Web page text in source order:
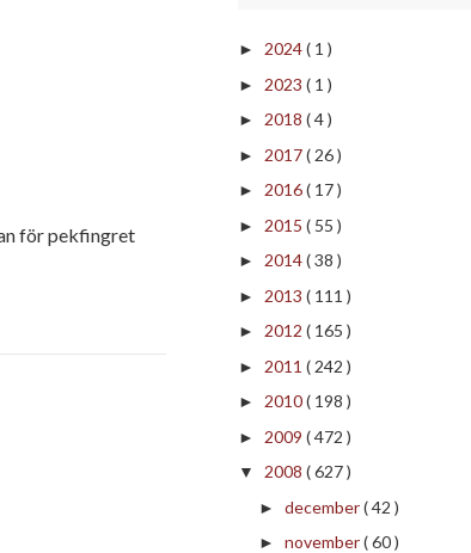
för pekfingret
► 2024( 1 )
► 2023 ( 1 )
► 2018 ( 4 )
► 2017( 26 )
► 2016( 17 )
► 2015 ( 55 )
► 2014( 38 )
► 2013 ( 111 )
► 2012 ( 165 )
► 2011 ( 242 )
► 2010( 198 )
► 2009 ( 472 )
▼ 2008 ( 627 )
► december( 42 )
► november( 60 )